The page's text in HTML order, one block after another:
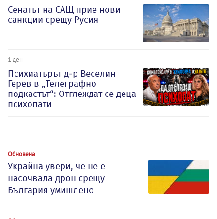
Сенатът на САЩ прие нови
санкции срещу Русия
1 ден
Психиатърът д-р Веселин
Герев в „Телеграфно
подкастът“: Отглеждат се деца
психопати
Обновена
Украйна увери, че не е
насочвала дрон срещу
България умишлено